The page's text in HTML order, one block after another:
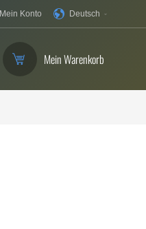
Ihre
Deutsch
Mein Konto
Mein Warenkorb